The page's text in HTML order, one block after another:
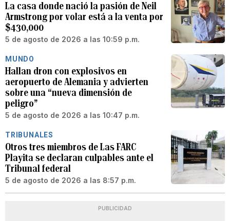
La casa donde nació la pasión de Neil
Armstrong por volar está a la venta por
$430,000
5 de agosto de 2026 a las 10:59 p.m.
MUNDO
Hallan dron con explosivos en
aeropuerto de Alemania y advierten
sobre una “nueva dimensión de
peligro”
5 de agosto de 2026 a las 10:47 p.m.
TRIBUNALES
Otros tres miembros de Las FARC
Playita se declaran culpables ante el
Tribunal federal
5 de agosto de 2026 a las 8:57 p.m.
PUBLICIDAD